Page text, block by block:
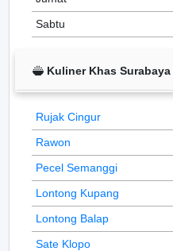
Sabtu
Kuliner Khas Surabaya
Rujak Cingur
Rawon
Pecel Semanggi
Lontong Kupang
Lontong Balap
Sate Klopo